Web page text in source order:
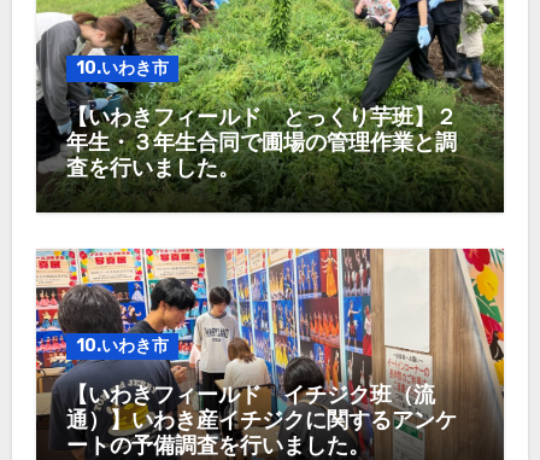
10.いわき市
【いわきフィールド とっくり芋班】２
年生・３年生合同で圃場の管理作業と調
査を行いました。
10.いわき市
【いわきフィールド イチジク班（流
通）】いわき産イチジクに関するアンケ
ートの予備調査を行いました。